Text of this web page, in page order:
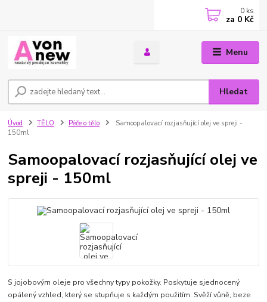
Menu
Hledat
0 ks
za 0 Kč
Úvod TĚLO Péče o tělo
Samoopalovací rozjasňující olej ve spreji -
150ml
Samoopalovací rozjasňující olej ve
spreji - 150ml
S jojobovým oleje pro všechny typy pokožky. Poskytuje sjednocený
opálený vzhled, který se stupňuje s každým použitím. Svěží vůně, beze